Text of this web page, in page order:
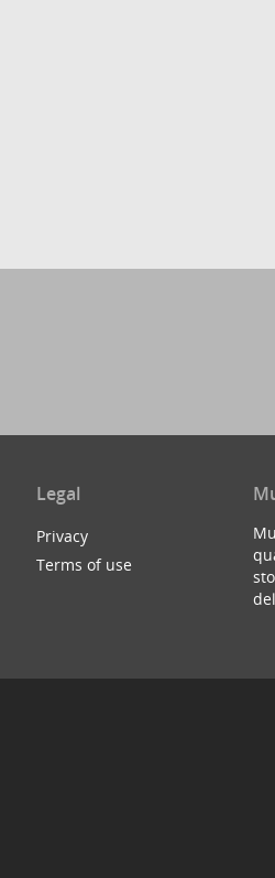
Legal
Privacy
Terms of use